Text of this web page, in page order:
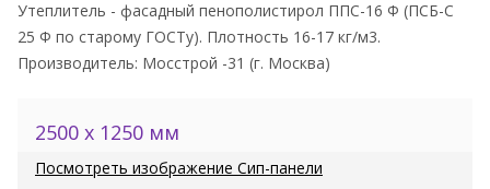
Утеплитель - фасадный пенополистирол ППС-16 Ф (ПСБ-С
25 Ф по старому ГОСТу). Плотность 16-17 кг/м3.
Производитель: Мосстрой -31 (г. Москва)
2500 x 1250 мм